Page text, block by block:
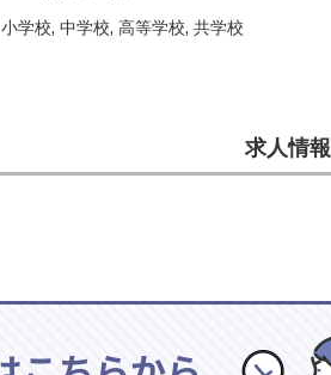
小学校, 中学校, 高等学校, 共学校
求人情報